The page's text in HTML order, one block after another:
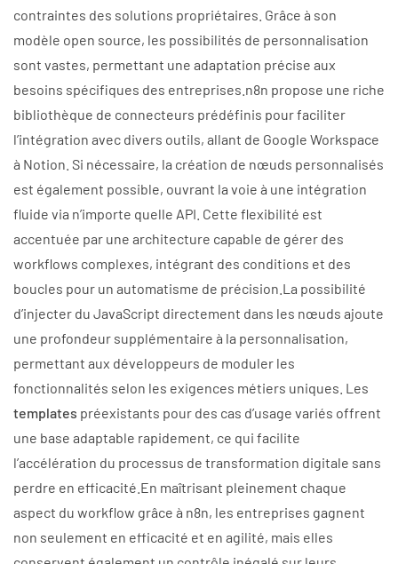
contraintes des solutions propriétaires. Grâce à son
modèle open source, les possibilités de personnalisation
sont vastes, permettant une adaptation précise aux
besoins spécifiques des entreprises.n8n propose une riche
bibliothèque de connecteurs prédéfinis pour faciliter
l’intégration avec divers outils, allant de Google Workspace
à Notion. Si nécessaire, la création de nœuds personnalisés
est également possible, ouvrant la voie à une intégration
fluide via n’importe quelle API. Cette flexibilité est
accentuée par une architecture capable de gérer des
workflows complexes, intégrant des conditions et des
boucles pour un automatisme de précision.La possibilité
d’injecter du JavaScript directement dans les nœuds ajoute
une profondeur supplémentaire à la personnalisation,
permettant aux développeurs de moduler les
fonctionnalités selon les exigences métiers uniques. Les
templates préexistants pour des cas d’usage variés offrent
une base adaptable rapidement, ce qui facilite
l’accélération du processus de transformation digitale sans
perdre en efficacité.En maîtrisant pleinement chaque
aspect du workflow grâce à n8n, les entreprises gagnent
non seulement en efficacité et en agilité, mais elles